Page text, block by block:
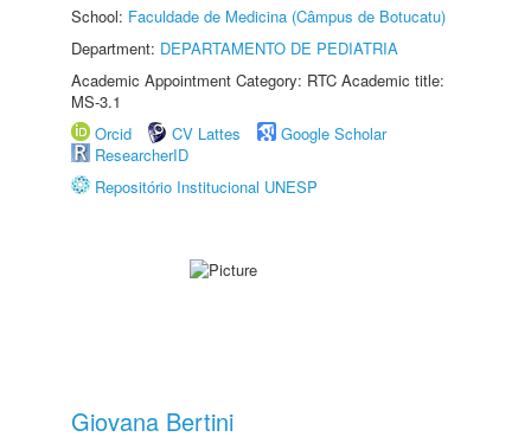
School: Faculdade de Medicina (Câmpus de Botucatu)
Department: DEPARTAMENTO DE PEDIATRIA
Academic Appointment Category: RTC Academic title:
MS-3.1
Orcid
CV Lattes
Google Scholar
ResearcherID
Repositório Institucional UNESP
Giovana Bertini